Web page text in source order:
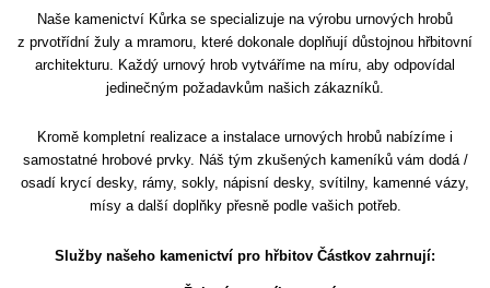
Naše kamenictví Kůrka se specializuje na výrobu urnových hrobů
z prvotřídní žuly a mramoru, které dokonale doplňují důstojnou hřbitovní
architekturu. Každý urnový hrob vytváříme na míru, aby odpovídal
jedinečným požadavkům našich zákazníků.
Kromě kompletní realizace a instalace urnových hrobů nabízíme i
samostatné hrobové prvky. Náš tým zkušených kameníků vám dodá /
osadí krycí desky, rámy, sokly, nápisní desky, svítilny, kamenné vázy,
mísy a další doplňky přesně podle vašich potřeb.
Služby našeho kamenictví pro hřbitov Částkov zahrnují: